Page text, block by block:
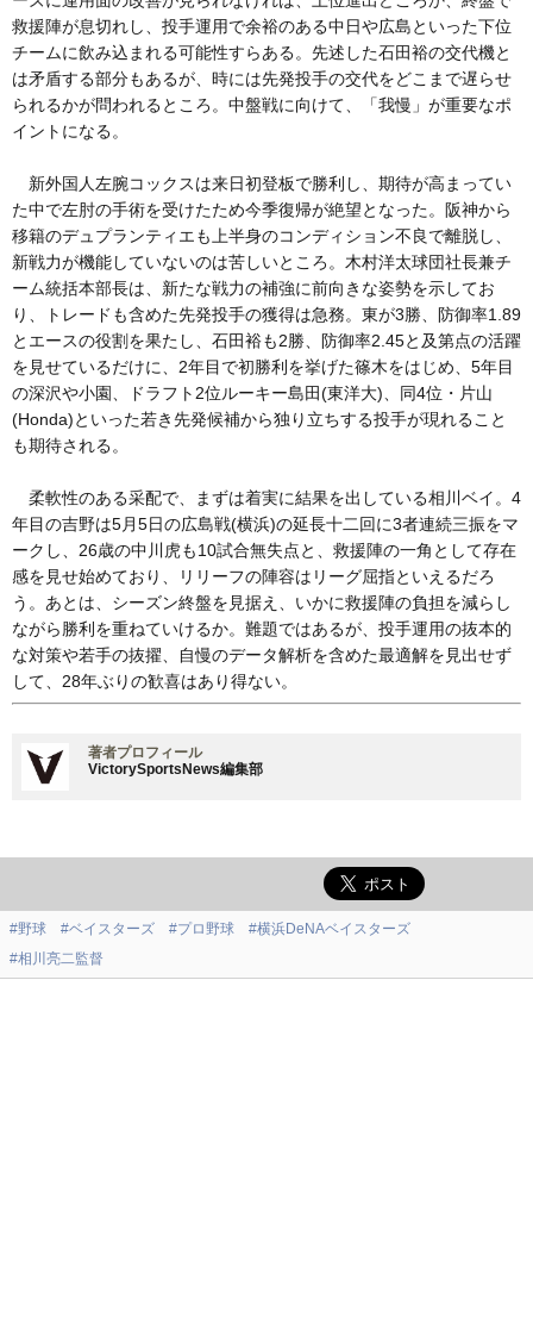
救援陣が息切れし、投手運用で余裕のある中日や広島といった下位
チームに飲み込まれる可能性すらある。先述した石田裕の交代機と
は矛盾する部分もあるが、時には先発投手の交代をどこまで遅らせ
られるかが問われるところ。中盤戦に向けて、「我慢」が重要なポ
イントになる。
新外国人左腕コックスは来日初登板で勝利し、期待が高まってい
た中で左肘の手術を受けたため今季復帰が絶望となった。阪神から
移籍のデュプランティエも上半身のコンディション不良で離脱し、
新戦力が機能していないのは苦しいところ。木村洋太球団社長兼チ
ーム統括本部長は、新たな戦力の補強に前向きな姿勢を示してお
り、トレードも含めた先発投手の獲得は急務。東が3勝、防御率1.89
とエースの役割を果たし、石田裕も2勝、防御率2.45と及第点の活躍
を見せているだけに、2年目で初勝利を挙げた篠木をはじめ、5年目
の深沢や小園、ドラフト2位ルーキー島田(東洋大)、同4位・片山
(Honda)といった若き先発候補から独り立ちする投手が現れること
も期待される。
柔軟性のある采配で、まずは着実に結果を出している相川ベイ。4
年目の吉野は5月5日の広島戦(横浜)の延長十二回に3者連続三振をマ
ークし、26歳の中川虎も10試合無失点と、救援陣の一角として存在
感を見せ始めており、リリーフの陣容はリーグ屈指といえるだろ
う。あとは、シーズン終盤を見据え、いかに救援陣の負担を減らし
ながら勝利を重ねていけるか。難題ではあるが、投手運用の抜本的
な対策や若手の抜擢、自慢のデータ解析を含めた最適解を見出せず
して、28年ぶりの歓喜はあり得ない。
著者プロフィール
VictorySportsNews編集部
#野球 #ベイスターズ #プロ野球
#横浜DeNAベイスターズ
#相川亮二監督